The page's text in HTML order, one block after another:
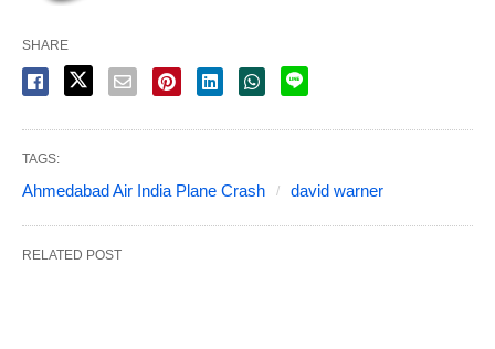
SHARE
TAGS:
Ahmedabad Air India Plane Crash david warner
RELATED POST